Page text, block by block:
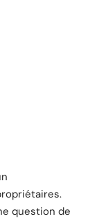
question de